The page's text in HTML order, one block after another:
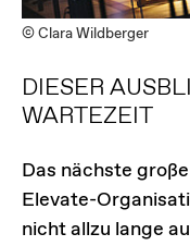
© Clara Wildberger
DIESER
WARTEZEIT
Das nächste
Elevate-
nicht allzu lange